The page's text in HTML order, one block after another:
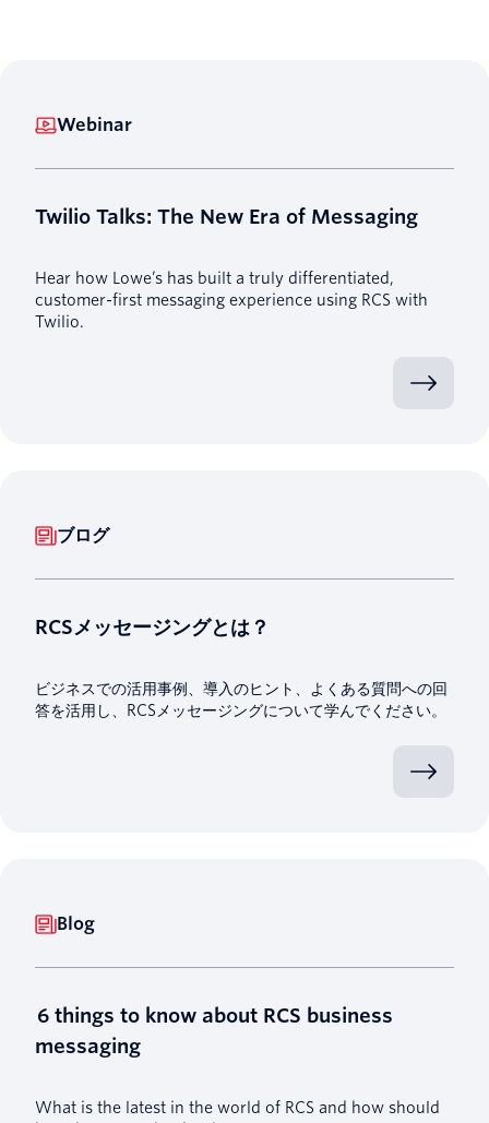
Webinar
Twilio Talks: The New Era of Messaging
Hear how Lowe’s has built a truly differentiated,
customer-first messaging experience using RCS with
Twilio.
ブログ
RCSメッセージングとは？
ビジネスでの活用事例、導入のヒント、よくある質問への回
答を活用し、RCSメッセージングについて学んでください。
Blog
6 things to know about RCS business
messaging
What is the latest in the world of RCS and how should